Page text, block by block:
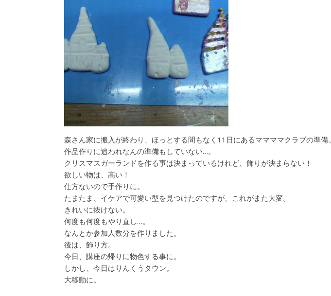
森さん家に搬入が終わり、ほっとする間もなく11日にあるママママクラブの準備。
作品作りに追われなんの準備もしていない…。
クリスマスガーランドを作る事は決まっているけれど、飾りが決まらない！
欲しい物は、高い！
仕方ないので手作りに。
たまたま、イケアで可愛い型を見つけたのですが、これがまた大変。
きれいに抜けない。
何度も何度もやり直し…。
なんとか参加人数分を作りました。
後は、飾り方。
今日、講座の帰りに物色する事に。
しかし、今日はりんくうタウン。
大移動に。